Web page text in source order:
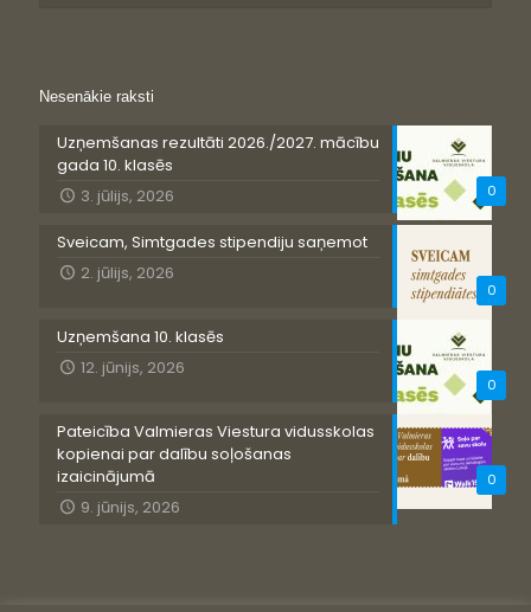
Nesenākie raksti
0
Uzņemšanas rezultāti 2026./2027. mācību
gada 10. klasēs
3. jūlijs, 2026
0
Sveicam, Simtgades stipendiju saņemot
2. jūlijs, 2026
0
Uzņemšana 10. klasēs
12. jūnijs, 2026
0
Pateicība Valmieras Viestura vidusskolas
kopienai par dalību soļošanas
izaicinājumā
9. jūnijs, 2026